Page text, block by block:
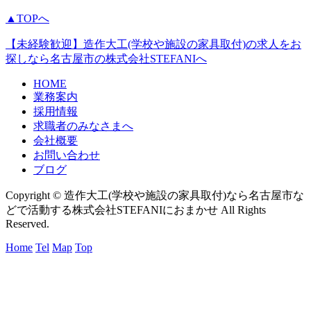
▲TOPへ
【未経験歓迎】造作大工(学校や施設の家具取付)の求人をお
探しなら名古屋市の株式会社STEFANIへ
HOME
業務案内
採用情報
求職者のみなさまへ
会社概要
お問い合わせ
ブログ
Copyright © 造作大工(学校や施設の家具取付)なら名古屋市な
どで活動する株式会社STEFANIにおまかせ All Rights
Reserved.
Home Tel Map Top